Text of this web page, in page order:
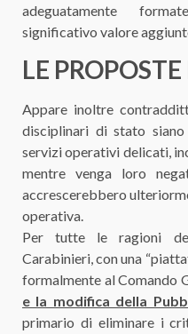
adeguatamente
significativo valore
LE
Appare inoltre
disciplinari di stato
servizi operativi delicati,
mentre venga loro
accrescerebbero
operativa.
Per tutte le ragioni
Carabinieri, con una
formalmente al Comando
e la modifica della
primario di eliminare i